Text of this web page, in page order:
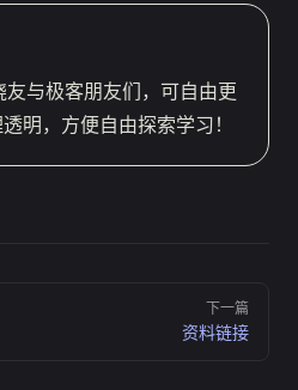
与极客朋友们，可自由更
明，方便自由探索学习！
下一篇
资料链接